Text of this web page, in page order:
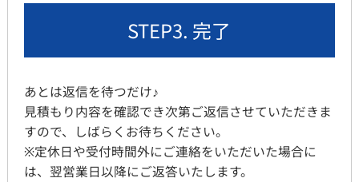
STEP3. 完了
あとは返信を待つだけ♪
見積もり内容を確認でき次第ご返信させていただきま
すので、しばらくお待ちください。
※定休日や受付時間外にご連絡をいただいた場合に
は、翌営業日以降にご返答いたします。